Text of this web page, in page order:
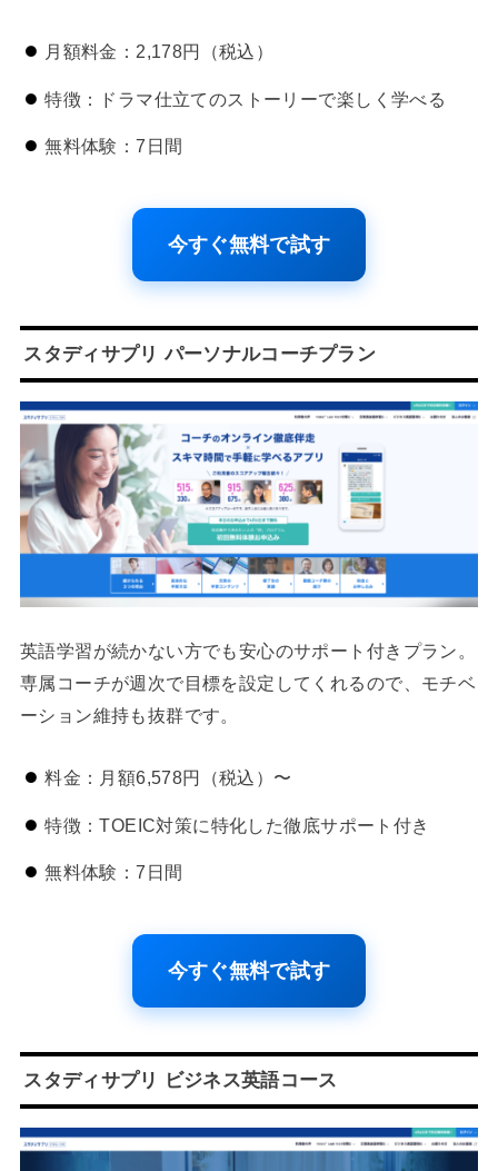
月額料金：2,178円（税込）
特徴：ドラマ仕立てのストーリーで楽しく学べる
無料体験：7日間
今すぐ無料で試す
スタディサプリ パーソナルコーチプラン
英語学習が続かない方でも安心のサポート付きプラン。
専属コーチが週次で目標を設定してくれるので、モチベ
ーション維持も抜群です。
料金：月額6,578円（税込）〜
特徴：TOEIC対策に特化した徹底サポート付き
無料体験：7日間
今すぐ無料で試す
スタディサプリ ビジネス英語コース